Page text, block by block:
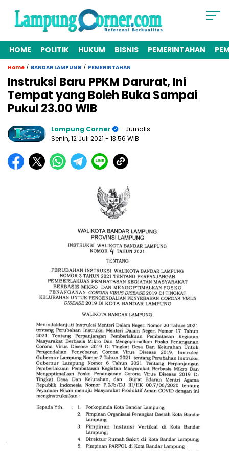
HOME POLITIK HUKUM BISNIS PEMERINTAHAN
Home / BANDAR LAMPUNG / PEMERINTAHAN
Instruksi Baru PPKM Darurat, Ini
Tempat yang Boleh Buka Sampai
Pukul 23.00 WIB
Lampung Corner
- Jurnalis
Senin, 12 Juli 2021 - 13:56 WIB